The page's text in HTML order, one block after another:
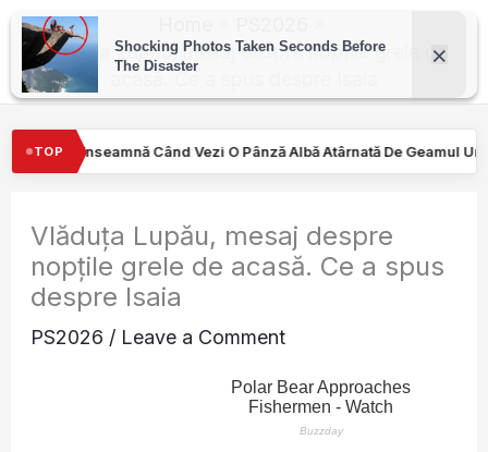
Skip
content
Vlăduța Lupău, mesaj despre nopțile grele de
TOP
O Pânză Albă Atârnată De Geamul Unei Mașini. Semnalul…
Vlăduța Lupău, mesaj despre
nopțile grele de acasă. Ce a spus
despre Isaia
PS2026 / Leave a Comment